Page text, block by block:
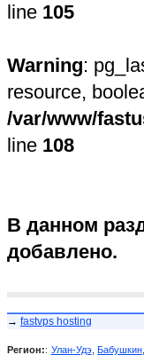
line 105
Warning:
resource,
/var/www/
line 108
В данном
добавлено.
→ fastvps hosting
Регион:: Улан-Удэ ,Бабушкин